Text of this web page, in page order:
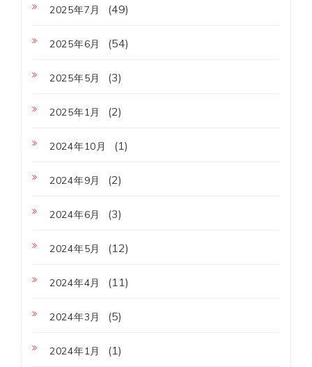
2025年7月 (49)
2025年6月 (54)
2025年5月 (3)
2025年1月 (2)
2024年10月 (1)
2024年9月 (2)
2024年6月 (3)
2024年5月 (12)
2024年4月 (11)
2024年3月 (5)
2024年1月 (1)